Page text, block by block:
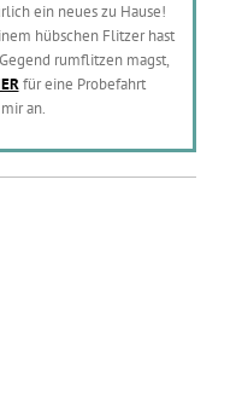
ein neues zu Hause!
hübschen Flitzer hast
rumflitzen magst,
für eine Probefahrt
an.